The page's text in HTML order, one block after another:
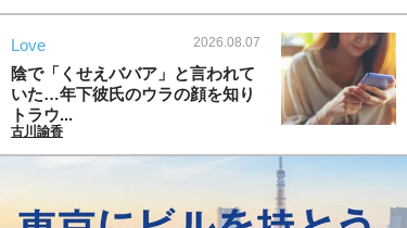
Love 2026.08.07
陰で「くせえババア」と言われて
いた…年下彼氏のウラの顔を知り
トラウ...
古川諭香